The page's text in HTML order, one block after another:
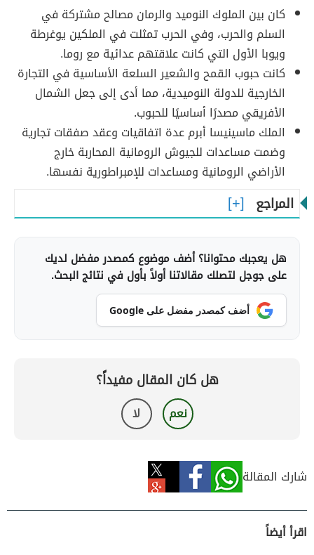
كان بين الملوك النوميد والرمان مصالح مشتركة في
السلم والحرب، وفي الحرب تمثلت في الملكين يوغرطة
ويوبا الأول التي كانت علاقتهم عدائية مع روما.
كانت حبوب القمح والشعير السلعة الأساسية في التجارة
الخارجية للدولة النوميدية، مما أدى إلى جعل الشمال
الأفريقي مصدرًا أساسيًا للحبوب.
الملك ماسينيسا أبرم عدة اتفاقيات وعقد صفقات تجارية
وضمت مساعدات للجيوش الرومانية المحاربة خارج
الأراضي الرومانية ومساعدات للإمبراطورية نفسها.
المراجع
هل يعجبك محتوانا؟ أضف موضوع كمصدر مفضل لديك
على جوجل لتصلك مقالاتنا أولاً بأول في نتائج البحث.
أضف كمصدر مفضل على Google
هل كان المقال مفيداً؟
نعم لا
شارك المقالة
اقرأ أيضاً